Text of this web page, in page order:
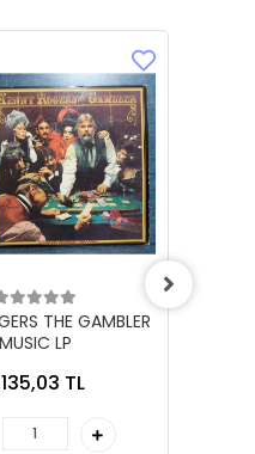
THE GAMBLER
MUSIC LP
TL